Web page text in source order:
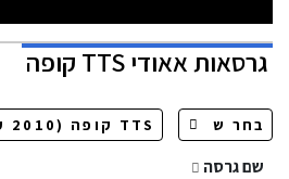
גרסאותאאודי TTS קופה
שם גרסה